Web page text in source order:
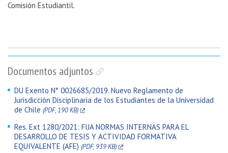
Documentos adjuntos
DU Exento N° 0026685/2019. Nuevo Reglamento de
Jurisdicción Disciplinaria de los Estudiantes de la Universidad
de Chile (PDF, 190 KB)
Res. Ext 1280/2021: FIJA NORMAS INTERNAS PARA EL
DESARROLLO DE TESIS Y ACTIVIDAD FORMATIVA
EQUIVALENTE (AFE) (PDF, 939 KB)
Comisión Estudiantil.